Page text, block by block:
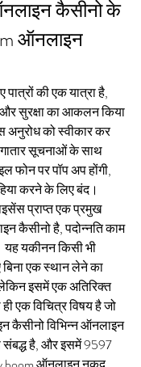
कैसीनो के
ऑनलाइन
की एक यात्रा है,
सुरक्षा का आकलन किया
को स्वीकार कर
सूचनाओं के साथ
फोन पर पॉप अप होंगी,
करने के लिए बंद।
प्राप्त एक प्रमुख
कैसीनो है, पदोन्नति काम
यह यकीनन किसी भी
एक स्थान लेने का
इसमें एक अतिरिक्त
एक विचित्र विषय है जो
कैसीनो विभिन्न ऑनलाइन
संबद्ध है, और इसमें 9597